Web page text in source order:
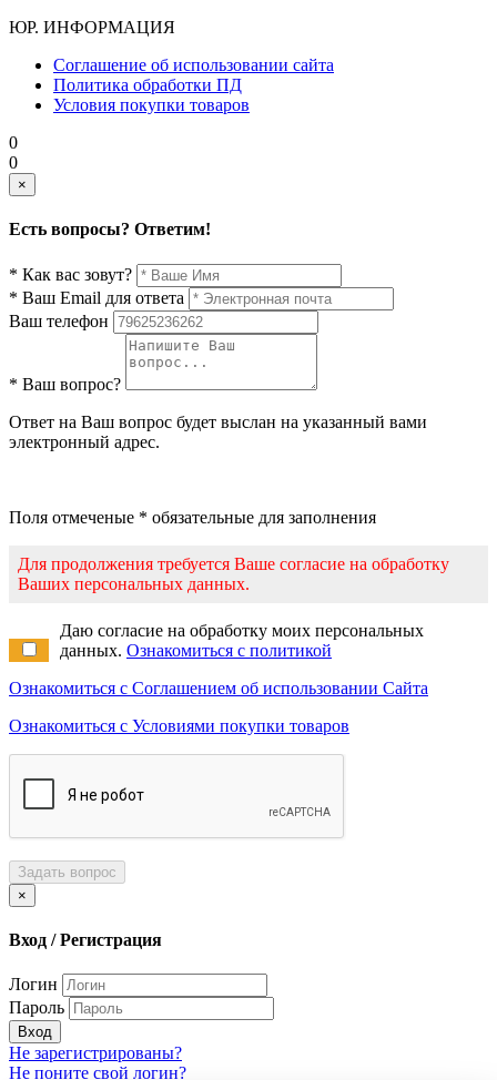
ЮР. ИНФОРМАЦИЯ
Соглашение об использовании сайта
Политика обработки ПД
Условия покупки товаров
0
0
×
Есть вопросы? Ответим!
* Как вас зовут?
* Ваш Email для ответа
Ваш телефон
* Ваш вопрос?
Ответ на Ваш вопрос будет выслан на указанный вами
электронный адрес.
Поля отмеченые * обязательные для заполнения
Для продолжения требуется Ваше согласие на обработку
Ваших персональных данных.
Даю согласие на обработку моих персональных
данных. Ознакомиться с политикой
Ознакомиться с Соглашением об использовании Сайта
Ознакомиться с Условиями покупки товаров
Задать вопрос
×
Вход / Регистрация
Логин
Пароль
Вход
Не зарегистрированы?
Не поните свой логин?